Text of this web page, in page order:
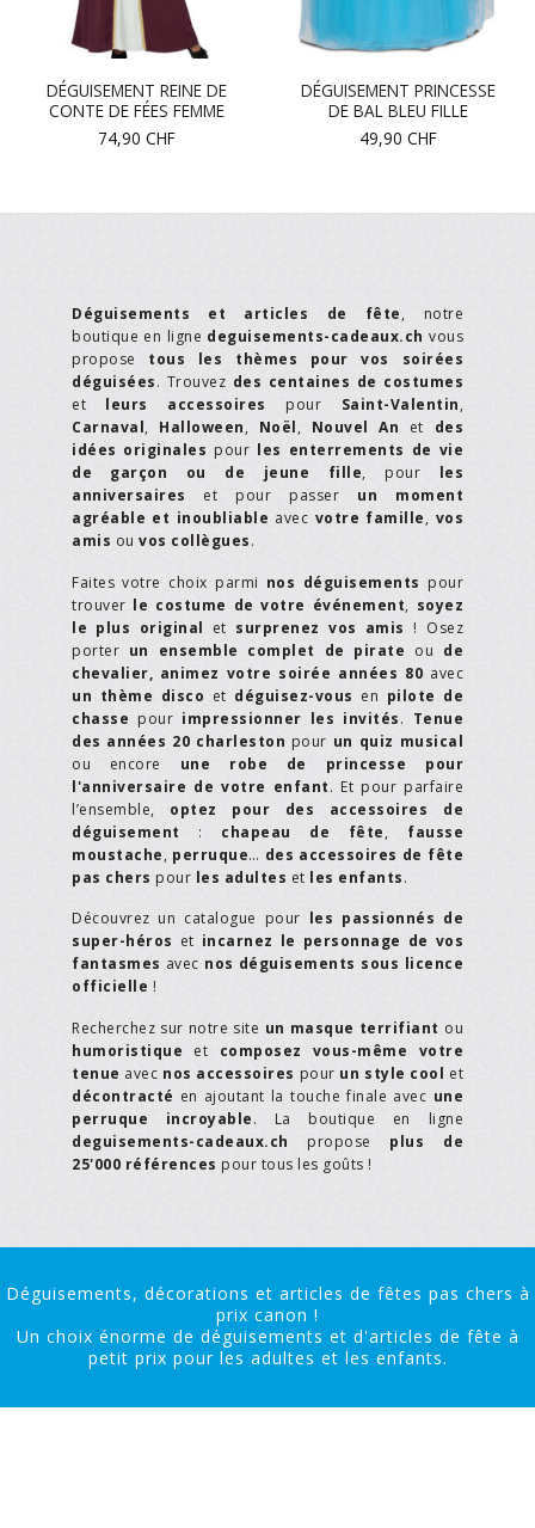
DÉGUISEMENT REINE DE
CONTE DE FÉES FEMME
74,90 CHF
DÉGUISEMENT PRINCESSE
DE BAL BLEU FILLE
49,90 CHF
Déguisements et articles de fête, notre
boutique en ligne deguisements-cadeaux.ch vous
propose tous les thèmes pour vos soirées
déguisées. Trouvez des centaines de costumes
et leurs accessoires pour Saint-Valentin,
Carnaval, Halloween, Noël, Nouvel An et des
idées originales pour les enterrements de vie
de garçon ou de jeune fille, pour les
anniversaires et pour passer un moment
agréable et inoubliable avec votre famille, vos
amis ou vos collègues.
Faites votre choix parmi nos déguisements pour
trouver le costume de votre événement, soyez
le plus original et surprenez vos amis ! Osez
porter un ensemble complet de pirate ou de
chevalier, animez votre soirée années 80 avec
un thème disco et déguisez-vous en pilote de
chasse pour impressionner les invités. Tenue
des années 20 charleston pour un quiz musical
ou encore une robe de princesse pour
l'anniversaire de votre enfant. Et pour parfaire
l’ensemble, optez pour des accessoires de
déguisement : chapeau de fête, fausse
moustache, perruque… des accessoires de fête
pas chers pour les adultes et les enfants.
Découvrez un catalogue pour les passionnés de
super-héros et incarnez le personnage de vos
fantasmes avec nos déguisements sous licence
officielle !
Recherchez sur notre site un masque terrifiant ou
humoristique et composez vous-même votre
tenue avec nos accessoires pour un style cool et
décontracté en ajoutant la touche finale avec une
perruque incroyable. La boutique en ligne
deguisements-cadeaux.ch propose plus de
25'000 références pour tous les goûts !
Déguisements, décorations et articles de fêtes pas chers à
prix canon !
Un choix énorme de déguisements et d'articles de fête à
petit prix pour les adultes et les enfants.